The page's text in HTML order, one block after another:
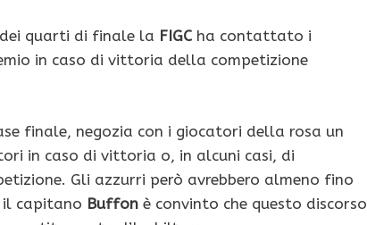
quarti di finale la FIGC ha contattato i
in caso di vittoria della competizione
finale, negozia con i giocatori della rosa un
in caso di vittoria o, in alcuni casi, di
Gli azzurri però avrebbero almeno fino
capitano Buffon è convinto che questo discorso